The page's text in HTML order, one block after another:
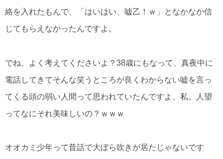
絡を入れたもんで、「はいはい、嘘乙！ｗ」となかなか信
じてもらえなかったんですよ。
でね、よく考えてくださいよ？38歳にもなって、真夜中に
電話してきてそんな笑うところが良くわからない嘘を言っ
てくる頭の弱い人間って思われていたんですよ、私。人望
ってなにそれ美味しいの？ｗｗｗ
オオカミ少年って昔話で大ぼら吹きが居たじゃないです